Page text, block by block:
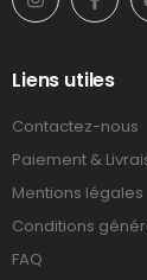
Liens utiles
Contactez-nous
Paiement &
Mentions légales
Conditions
FAQ